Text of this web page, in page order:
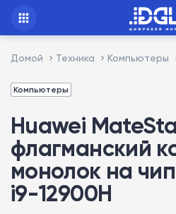
Домой Техника Компьютеры
Компьютеры
Huawei
флагманский
монолок на
i9-12900H